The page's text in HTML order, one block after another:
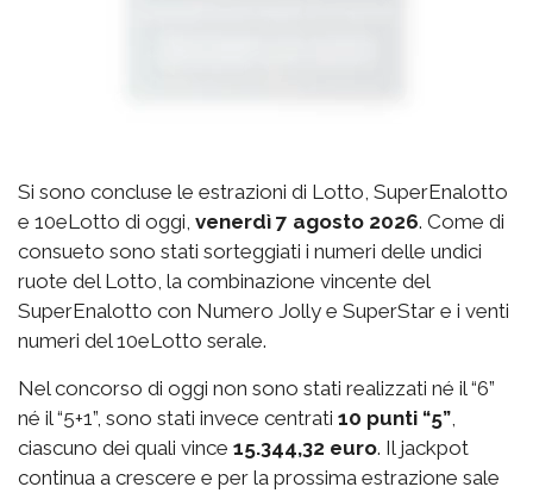
Si sono concluse le estrazioni di Lotto, SuperEnalotto
e 10eLotto di oggi, venerdì 7 agosto 2026. Come di
consueto sono stati sorteggiati i numeri delle undici
ruote del Lotto, la combinazione vincente del
SuperEnalotto con Numero Jolly e SuperStar e i venti
numeri del 10eLotto serale.
Nel concorso di oggi non sono stati realizzati né il “6”
né il “5+1”, sono stati invece centrati 10 punti “5”
ciascuno dei quali vince 15.344,32 euro. Il jackpot
continua a crescere e per la prossima estrazione sale